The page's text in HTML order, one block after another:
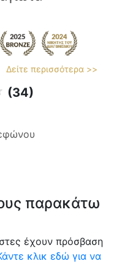
Δείτε περισσότερα >>
(34)
παρακάτω
έχουν πρόσβαση
κλικ εδώ για να